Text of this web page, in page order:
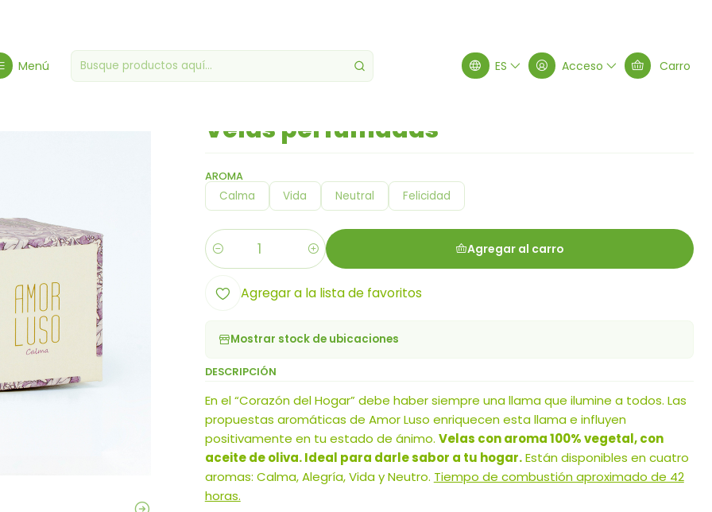
Menú ES Acceso Carro
Velas perfumadas
AROMA
Calma Vida Neutral Felicidad
Cantidad Agregar al carro
Agregar a la lista de favoritos
Mostrar stock de ubicaciones
DESCRIPCIÓN
En el “Corazón del Hogar” debe haber siempre una llama que ilumine a todos. Las
propuestas aromáticas de Amor Luso enriquecen esta llama e influyen
positivamente en tu estado de ánimo. Velas con aroma 100% vegetal, con
aceite de oliva. Ideal para darle sabor a tu hogar.Están disponibles en cuatro
aromas: Calma, Alegría, Vida y Neutro. Tiempo de combustión aproximado de 42
horas.